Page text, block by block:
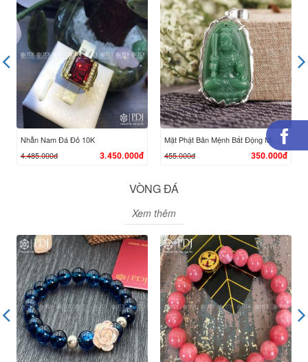
XEM CHI TIẾT XEM CHI TIẾT
XEM CHI TIẾT
Nhẫn Nam Đá Đỏ 10K
4.485.000đ
3.450.000đ
XEM CHI TIẾT
455.000đ
350.000đ
VÒNG ĐÁ
Xem thêm